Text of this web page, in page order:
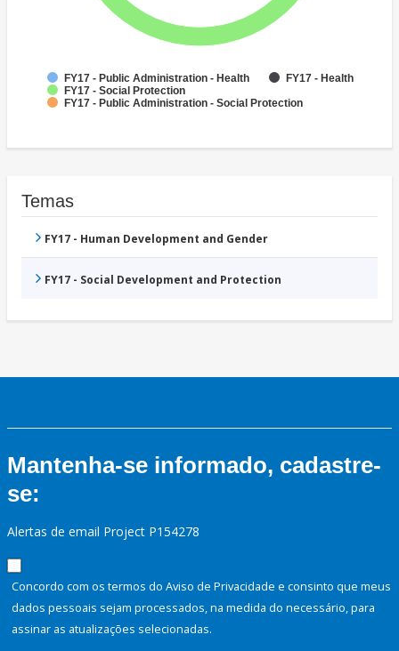
FY17 - Public Administration - Health
FY17 - Health
FY17 - Social Protection
FY17 - Public Administration - Social Protection
Temas
FY17 - Human Development and Gender
FY17 - Social Development and Protection
Mantenha-se informado, cadastre-
se:
Alertas de email Project P154278
Concordo com os termos do Aviso de Privacidade e consinto que meus
dados pessoais sejam processados, na medida do necessário, para
assinar as atualizações selecionadas.